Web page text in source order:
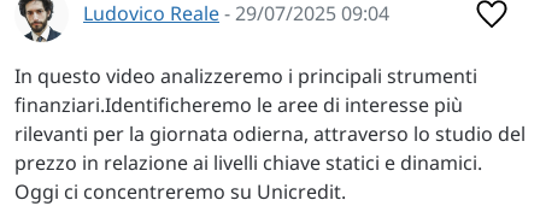
Ludovico Reale- 29/07/2025 09:04
In questo video analizzeremo i principali strumenti
finanziari.Identificheremo le aree di interesse più
rilevanti per la giornata odierna, attraverso lo studio del
prezzo in relazione ai livelli chiave statici e dinamici.
Oggi ci concentreremo su Unicredit.